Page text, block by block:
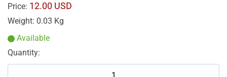
Price: 12.00 USD
Weight: 0.03 Kg
Available
Quantity: